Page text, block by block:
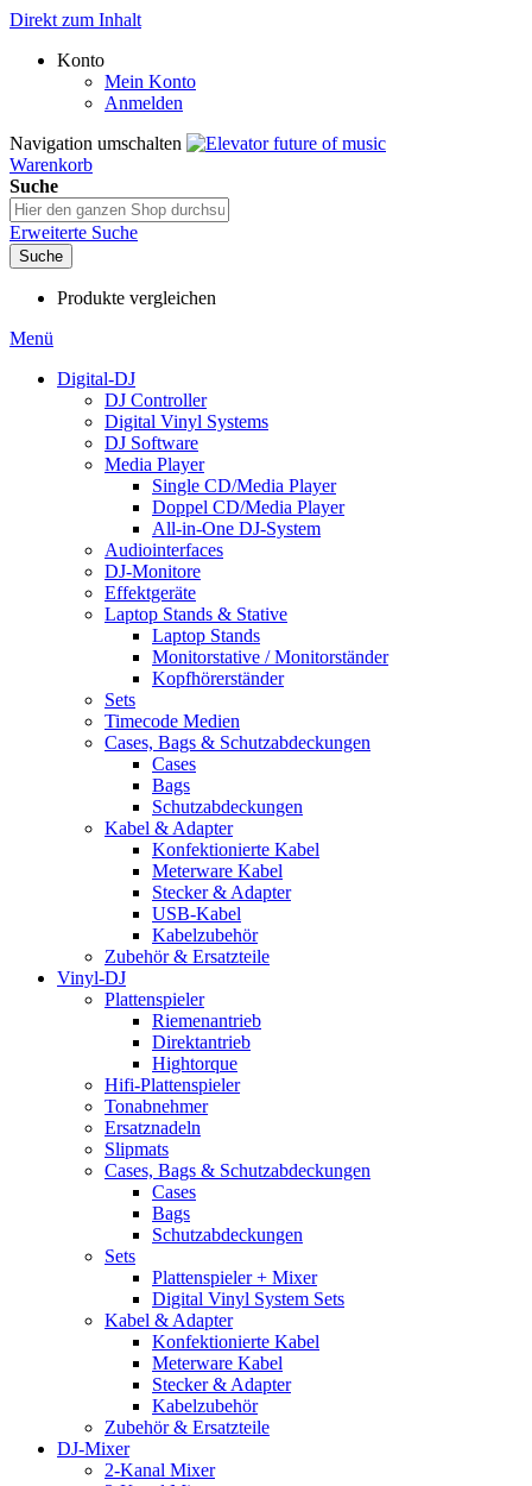
Direkt zum Inhalt
Konto
Mein Konto
Anmelden
Navigation umschalten
Warenkorb
Suche
Erweiterte Suche
Suche
Produkte vergleichen
Menü
Digital-DJ
DJ Controller
Digital Vinyl Systems
DJ Software
Media Player
Single CD/Media Player
Doppel CD/Media Player
All-in-One DJ-System
Audiointerfaces
DJ-Monitore
Effektgeräte
Laptop Stands & Stative
Laptop Stands
Monitorstative / Monitorständer
Kopfhörerständer
Sets
Timecode Medien
Cases, Bags & Schutzabdeckungen
Cases
Bags
Schutzabdeckungen
Kabel & Adapter
Konfektionierte Kabel
Meterware Kabel
Stecker & Adapter
USB-Kabel
Kabelzubehör
Zubehör & Ersatzteile
Vinyl-DJ
Plattenspieler
Riemenantrieb
Direktantrieb
Hightorque
Hifi-Plattenspieler
Tonabnehmer
Ersatznadeln
Slipmats
Cases, Bags & Schutzabdeckungen
Cases
Bags
Schutzabdeckungen
Sets
Plattenspieler + Mixer
Digital Vinyl System Sets
Kabel & Adapter
Konfektionierte Kabel
Meterware Kabel
Stecker & Adapter
Kabelzubehör
Zubehör & Ersatzteile
DJ-Mixer
2-Kanal Mixer